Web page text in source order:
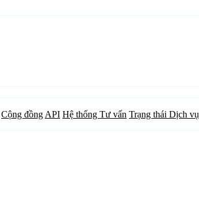
Cộng đồng API Hệ thống Tư vấn Trạng thái Dịch vụ